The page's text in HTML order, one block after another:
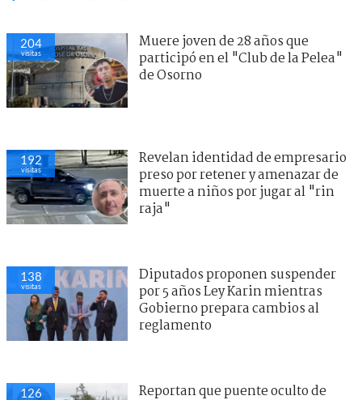
204
visitas
Muere joven de 28 años que
participó en el "Club de la Pelea"
de Osorno
192
visitas
Revelan identidad de empresario
preso por retener y amenazar de
muerte a niños por jugar al "rin
raja"
138
visitas
Diputados proponen suspender
por 5 años Ley Karin mientras
Gobierno prepara cambios al
reglamento
126
Reportan que puente oculto de